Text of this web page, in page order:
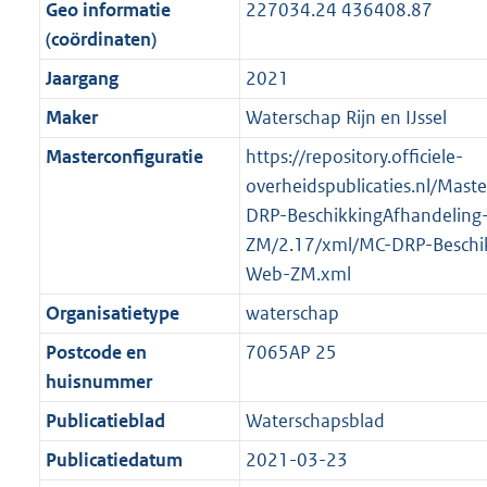
f
o
m
a
a
b
n
f
r
m
a
b
i
n
o
r
m
b
e
i
f
o
r
7
K
o
o
t
t
e
:
2
K
b
o
t
t
e
:
2
K
b
Geo informatie
(coördinaten)
227034.24 436408.87
Jaargang
2021
Maker
Waterschap Rijn en IJssel
Masterconfiguratie
https://repository.officiele-
overheidspublicaties.nl/
DRP-
ZM/2.17/xml/MC-DRP-
Web-ZM.xml
Organisatietype
waterschap
Postcode en
huisnummer
7065AP 25
Publicatieblad
Waterschapsblad
Publicatiedatum
2021-03-23